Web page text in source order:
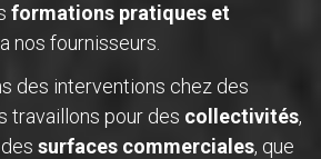
formations pratiques et
nos fournisseurs.
des interventions chez des
travaillons pour des collectivités,
surfaces commerciales, que